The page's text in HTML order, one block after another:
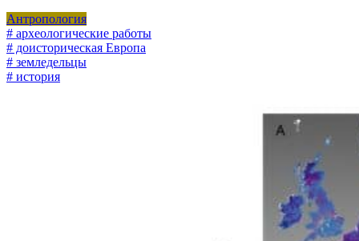
Антропология
# археологические работы
# доисторическая Европа
# земледельцы
# история